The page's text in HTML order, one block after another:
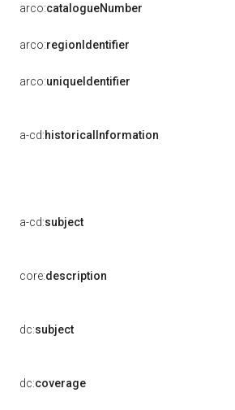
arco:catalogueNumber
arco:regionIdentifier
arco:uniqueIdentifier
a-cd:historicalInformation
a-cd:subject
core:description
dc:subject
dc:coverage